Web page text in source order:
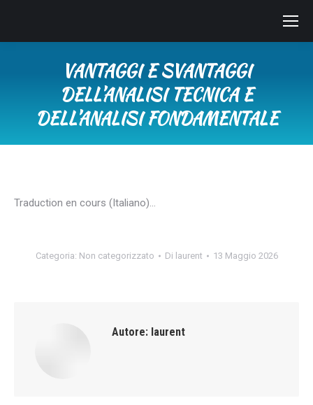
VANTAGGI E SVANTAGGI
DELL’ANALISI TECNICA E
DELL’ANALISI FONDAMENTALE
Traduction en cours (Italiano)…
Categoria: Non categorizzato Di laurent 13 Maggio 2026
Autore: laurent